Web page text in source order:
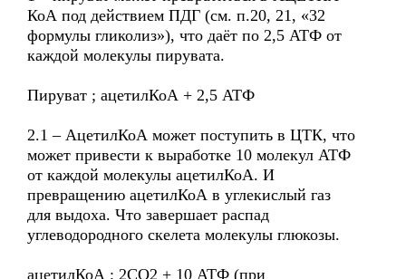
КоА под действием ПДГ (см. п.20, 21, «32
формулы гликолиз»), что даёт по 2,5 АТФ от
каждой молекулы пирувата.
Пируват ; ацетилКоА + 2,5 АТФ
2.1 – АцетилКоА может поступить в ЦТК, что
может привести к выработке 10 молекул АТФ
от каждой молекулы ацетилКоА. И
превращению ацетилКоА в углекислый газ
для выдоха. Что завершает распад
углеводородного скелета молекулы глюкозы.
ацетилКоА ; 2СО2 + 10 АТФ (при